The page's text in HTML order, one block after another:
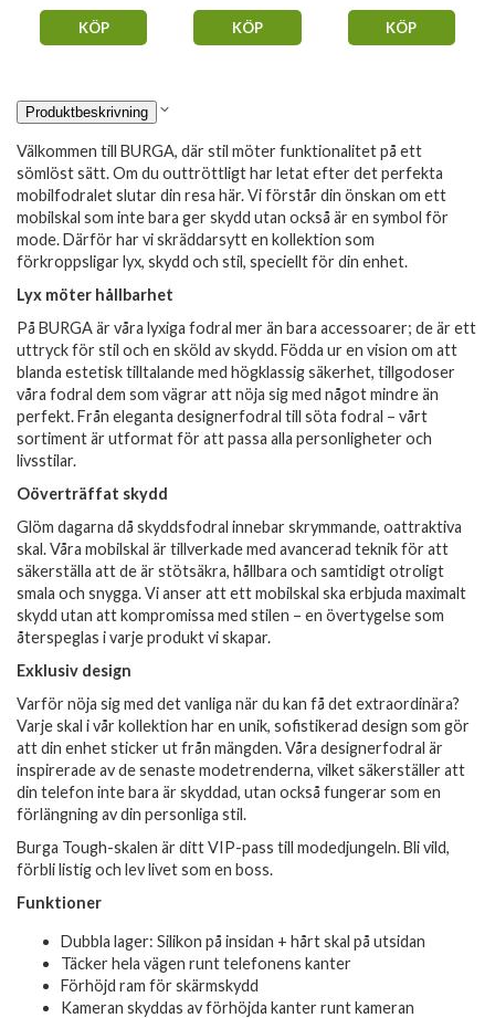
KÖP KÖP KÖP
Produktbeskrivning
Välkommen till BURGA, där stil möter funktionalitet på ett
sömlöst sätt. Om du outtröttligt har letat efter det perfekta
mobilfodralet slutar din resa här. Vi förstår din önskan om ett
mobilskal som inte bara ger skydd utan också är en symbol för
mode. Därför har vi skräddarsytt en kollektion som
förkroppsligar lyx, skydd och stil, speciellt för din enhet.
Lyx möter hållbarhet
På BURGA är våra lyxiga fodral mer än bara accessoarer; de är ett
uttryck för stil och en sköld av skydd. Födda ur en vision om att
blanda estetisk tilltalande med högklassig säkerhet, tillgodoser
våra fodral dem som vägrar att nöja sig med något mindre än
perfekt. Från eleganta designerfodral till söta fodral – vårt
sortiment är utformat för att passa alla personligheter och
livsstilar.
Oöverträffat skydd
Glöm dagarna då skyddsfodral innebar skrymmande, oattraktiva
skal. Våra mobilskal är tillverkade med avancerad teknik för att
säkerställa att de är stötsäkra, hållbara och samtidigt otroligt
smala och snygga. Vi anser att ett mobilskal ska erbjuda maximalt
skydd utan att kompromissa med stilen – en övertygelse som
återspeglas i varje produkt vi skapar.
Exklusiv design
Varför nöja sig med det vanliga när du kan få det extraordinära?
Varje skal i vår kollektion har en unik, sofistikerad design som gör
att din enhet sticker ut från mängden. Våra designerfodral är
inspirerade av de senaste modetrenderna, vilket säkerställer att
din telefon inte bara är skyddad, utan också fungerar som en
förlängning av din personliga stil.
Burga Tough-skalen är ditt VIP-pass till modedjungeln. Bli vild,
förbli listig och lev livet som en boss.
Funktioner
Dubbla lager: Silikon på insidan + hårt skal på utsidan
Täcker hela vägen runt telefonens kanter
Förhöjd ram för skärmskydd
Kameran skyddas av förhöjda kanter runt kameran